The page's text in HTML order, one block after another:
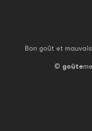
Bon goût et
© goûte